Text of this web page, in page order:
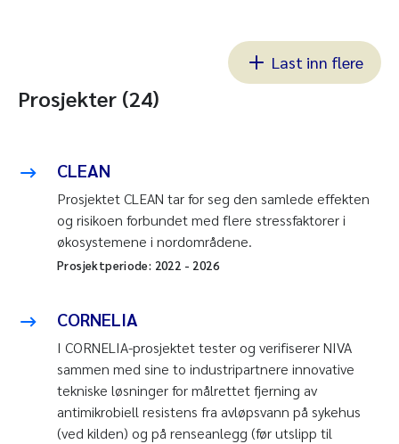
Last inn flere
Prosjekter (24)
CLEAN
Prosjektet CLEAN tar for seg den samlede effekten
og risikoen forbundet med flere stressfaktorer i
økosystemene i nordområdene.
Prosjektperiode: 2022 - 2026
CORNELIA
I CORNELIA-prosjektet tester og verifiserer NIVA
sammen med sine to industripartnere innovative
tekniske løsninger for målrettet fjerning av
antimikrobiell resistens fra avløpsvann på sykehus
(ved kilden) og på renseanlegg (før utslipp til